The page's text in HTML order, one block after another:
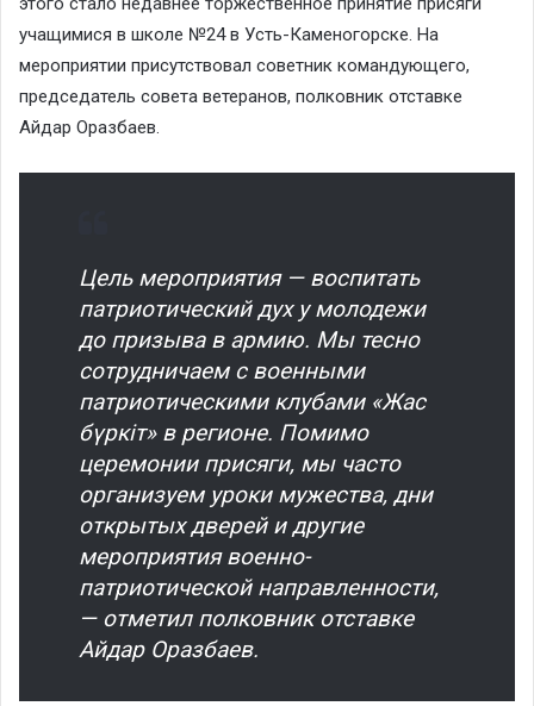
учащимися в школе №24 в Усть-Каменогорске. На
мероприятии присутствовал советник командующего,
председатель совета ветеранов, полковник отставке
Айдар Оразбаев.
Цель мероприятия — воспитать
патриотический дух у молодежи
до призыва в армию. Мы тесно
сотрудничаем с военными
патриотическими клубами «Жас
бүркіт» в регионе. Помимо
церемонии присяги, мы часто
организуем уроки мужества, дни
открытых дверей и другие
мероприятия военно-
патриотической направленности,
— отметил полковник отставке
Айдар Оразбаев.